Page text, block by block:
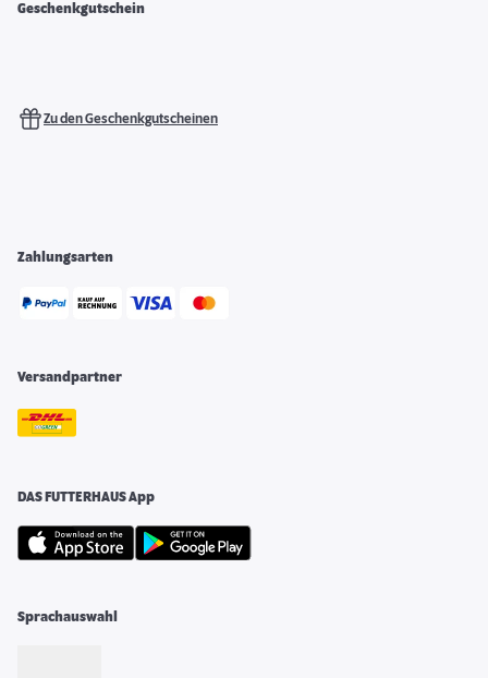
Geschenkgutschein
Zu den Geschenkgutscheinen
Zahlungsarten
Versandpartner
DAS FUTTERHAUS App
Sprachauswahl